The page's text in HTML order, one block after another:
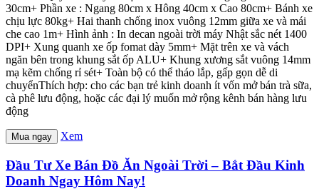
30cm+ Phần xe : Ngang 80cm x Hông 40cm x Cao 80cm+ Bánh xe
chịu lực 80kg+ Hai thanh chống inox vuông 12mm giữa xe và mái
che cao 1m+ Hình ảnh : In decan ngoài trời máy Nhật sắc nét 1400
DPI+ Xung quanh xe ốp fomat dày 5mm+ Mặt trên xe và vách
ngăn bên trong khung sắt ốp ALU+ Khung xương sắt vuông 14mm
mạ kẽm chống rỉ sét+ Toàn bộ có thể tháo lắp, gấp gọn dễ di
chuyểnThích hợp: cho các bạn trẻ kinh doanh ít vốn mở bán trà sữa,
cà phê lưu động, hoặc các đại lý muốn mở rộng kênh bán hàng lưu
động
Mua ngay Xem
Đầu Tư Xe Bán Đồ Ăn Ngoài Trời – Bắt Đầu Kinh
Doanh Ngay Hôm Nay!